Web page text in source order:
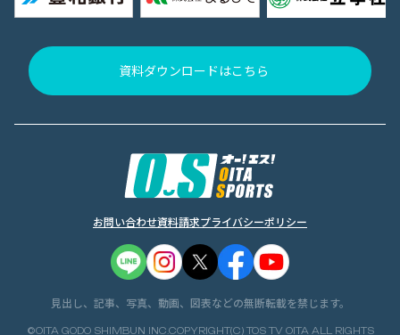
資料ダウンロードはこちら
お問い合わせ資料請求プライバシーポリシー
見出し、記事、写真、動画、図表などの無断転載を禁じます。
©OITA GODO SHIMBUN INC.COPYRIGHT(C) TOS TV OITA ALL RIGHTS